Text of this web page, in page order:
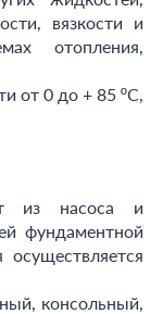
вязкости и
отопления,
от 0 до + 85 ºС,
из насоса и
фундаментной
консольный,